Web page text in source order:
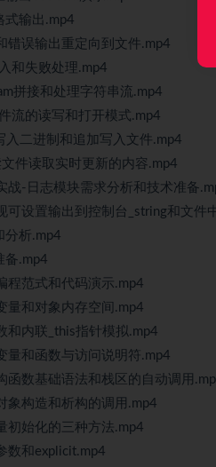
式输出.mp4
错误输出重定向到文件.mp4
和失败处理.mp4
拼接和处理字符串流.mp4
流的读写和打开模式.mp4
入二进制和追加写入文件.mp4
件读取实时更新的内容.mp4
战-日志模块需求分析和技术准备
可设置输出到控制台_string和文件
分析.mp4
备.mp4
程范式和代码演示.mp4
量和对象内存空间.mp4
和内联_this指针模拟.mp4
量和函数与访问说明符.mp4
函数基础语法和栈区的自动调用
象构造和析构的调用.mp4
初始化的三种方法.mp4
数和explicit.mp4